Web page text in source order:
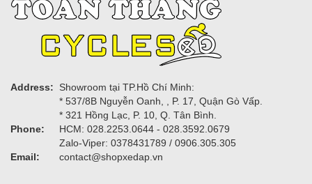
Address:
Showroom tại TP.Hồ Chí Minh:
* 537/8B Nguyễn Oanh, , P. 17, Quận Gò Vấp.
* 321 Hồng Lạc, P. 10, Q. Tân Bình.
Phone:
HCM: 028.2253.0644 - 028.3592.0679
Zalo-Viper: 0378431789 / 0906.305.305
Email:
contact@shopxedap.vn